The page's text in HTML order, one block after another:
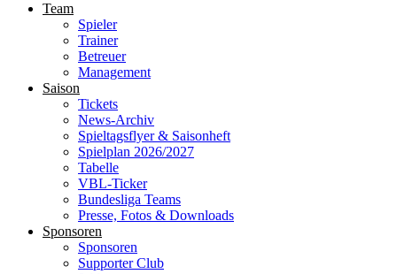
Team
Spieler
Trainer
Betreuer
Management
Saison
Tickets
News-Archiv
Spieltagsflyer & Saisonheft
Spielplan 2026/2027
Tabelle
VBL-Ticker
Bundesliga Teams
Presse, Fotos & Downloads
Sponsoren
Sponsoren
Supporter Club